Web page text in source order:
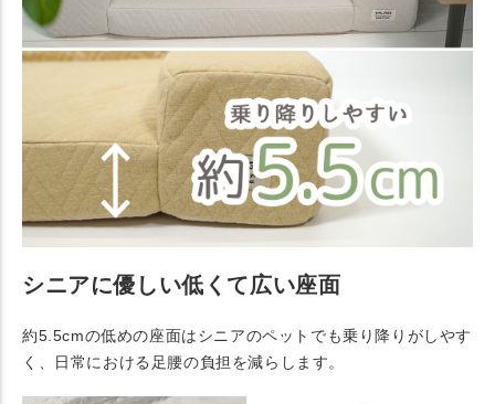
シニアに優しい低くて広い座面
約5.5cmの低めの座面はシニアのペットでも乗り降りがしやす
く、日常における足腰の負担を減らします。